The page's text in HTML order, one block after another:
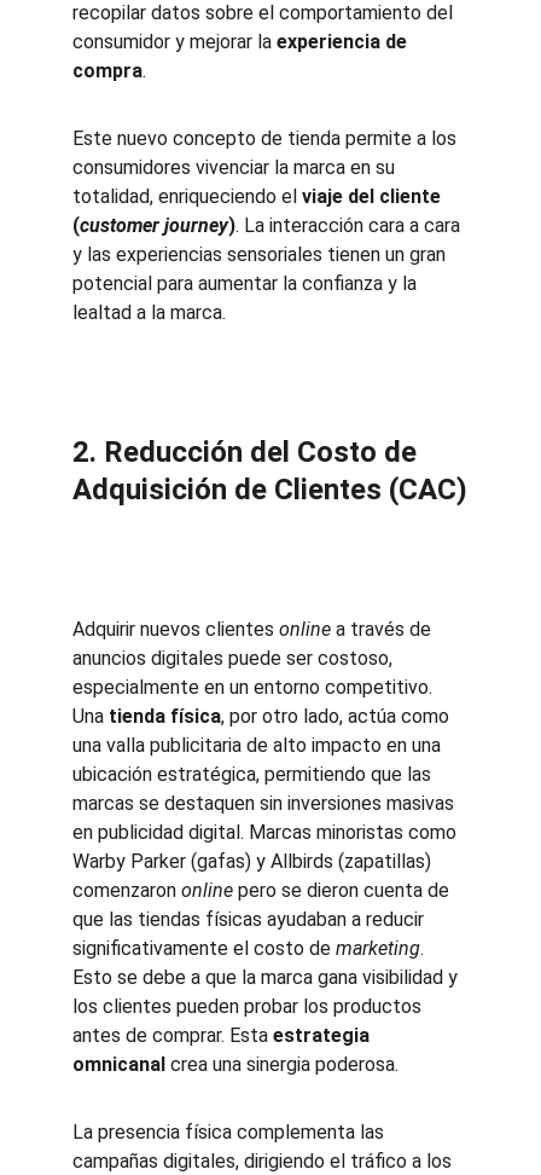
recopilar datos sobre el comportamiento del
consumidor y mejorar la experiencia de
compra.
Este nuevo concepto de tienda permite a los
consumidores vivenciar la marca en su
totalidad, enriqueciendo el viaje del cliente
(customer journey). La interacción cara a cara
y las experiencias sensoriales tienen un gran
potencial para aumentar la confianza y la
lealtad a la marca.
2. Reducción del Costo de
Adquisición de Clientes (CAC)
Adquirir nuevos clientes online a través de
anuncios digitales puede ser costoso,
especialmente en un entorno competitivo.
Una tienda física, por otro lado, actúa como
una valla publicitaria de alto impacto en una
ubicación estratégica, permitiendo que las
marcas se destaquen sin inversiones masivas
en publicidad digital. Marcas minoristas como
Warby Parker (gafas) y Allbirds (zapatillas)
comenzaron online pero se dieron cuenta de
que las tiendas físicas ayudaban a reducir
significativamente el costo de marketing.
Esto se debe a que la marca gana visibilidad y
los clientes pueden probar los productos
antes de comprar. Esta estrategia
omnicanal crea una sinergia poderosa.
La presencia física complementa las
campañas digitales, dirigiendo el tráfico a los